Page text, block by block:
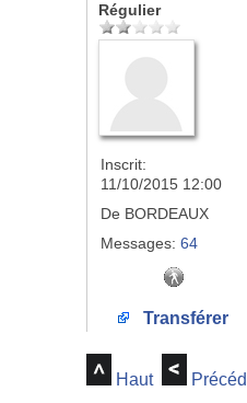
Régulier
Inscrit:
11/10/2015 12:00
De BORDEAUX
Messages: 64
Transférer
Haut